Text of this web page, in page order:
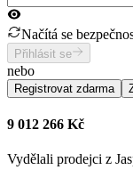
Načítá se
Přihlásit se
nebo
Registrovat zdarma
9 012 266 Kč
Vydělali prodejci z